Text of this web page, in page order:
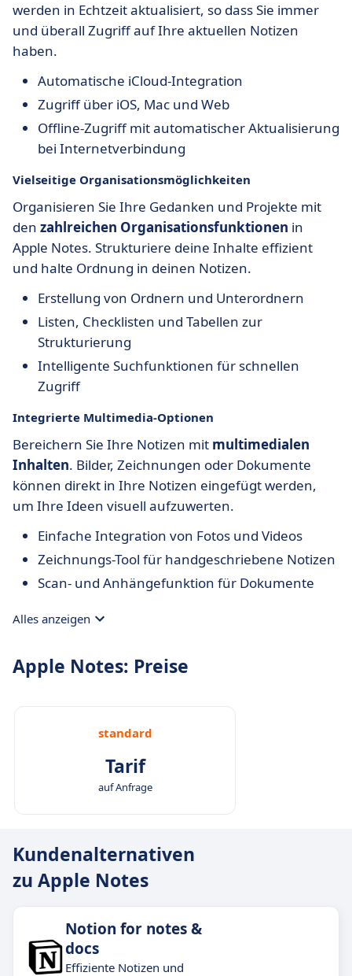
werden in Echtzeit aktualisiert, so dass Sie immer
und überall Zugriff auf Ihre aktuellen Notizen
haben.
Automatische iCloud-Integration
Zugriff über iOS, Mac und Web
Offline-Zugriff mit automatischer Aktualisierung
bei Internetverbindung
Vielseitige Organisationsmöglichkeiten
Organisieren Sie Ihre Gedanken und Projekte mit
den zahlreichen Organisationsfunktionen in
Apple Notes. Strukturiere deine Inhalte effizient
und halte Ordnung in deinen Notizen.
Erstellung von Ordnern und Unterordnern
Listen, Checklisten und Tabellen zur
Strukturierung
Intelligente Suchfunktionen für schnellen
Zugriff
Integrierte Multimedia-Optionen
Bereichern Sie Ihre Notizen mit multimedialen
Inhalten. Bilder, Zeichnungen oder Dokumente
können direkt in Ihre Notizen eingefügt werden,
um Ihre Ideen visuell aufzuwerten.
Einfache Integration von Fotos und Videos
Zeichnungs-Tool für handgeschriebene Notizen
Scan- und Anhängefunktion für Dokumente
Alles anzeigen
Apple Notes: Preise
standard
Tarif
auf Anfrage
Kundenalternativen
zu Apple Notes
Notion for notes &
docs
Effiziente Notizen und